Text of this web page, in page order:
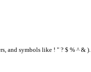
and symbols like ! " ? $ % ^ & ).